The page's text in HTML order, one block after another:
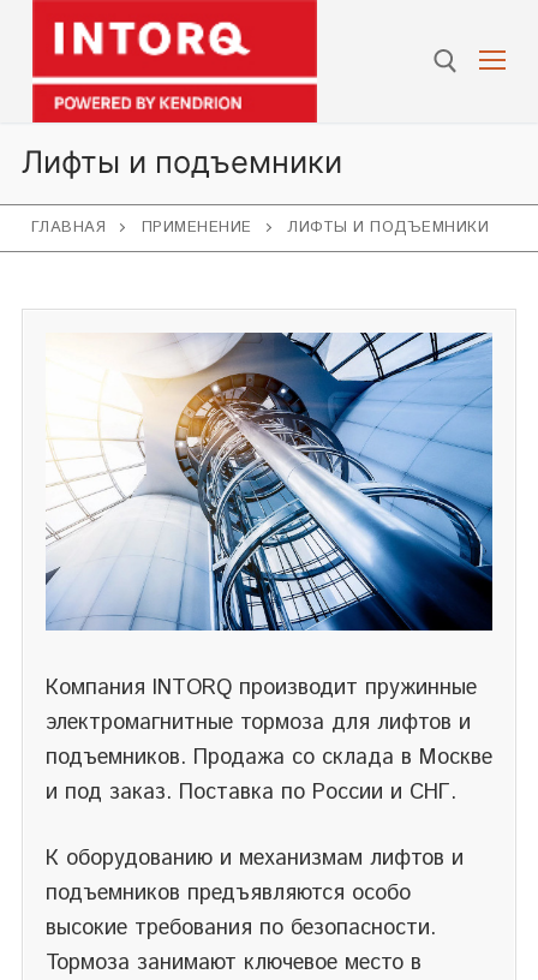
Перейти
содержимому
Лифты и подъемники
ГЛАВНАЯ ПРИМЕНЕНИЕ ЛИФТЫ И ПОДЪЕМНИКИ
Компания INTORQ производит пружинные
электромагнитные тормоза для лифтов и
подъемников. Продажа со склада в Москве
и под заказ. Поставка по России и СНГ.
К оборудованию и механизмам лифтов и
подъемников предъявляются особо
высокие требования по безопасности.
Тормоза занимают ключевое место в